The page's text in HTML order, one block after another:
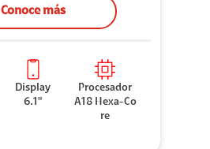
Conoce más
Display
6.1"
Procesador
A18 Hexa-Co
re